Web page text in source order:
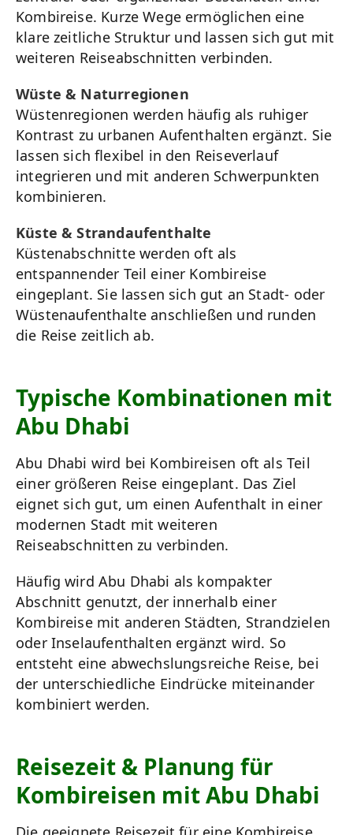
Kombireise. Kurze Wege ermöglichen eine
klare zeitliche Struktur und lassen sich gut mit
weiteren Reiseabschnitten verbinden.
Wüste & Naturregionen
Wüstenregionen werden häufig als ruhiger
Kontrast zu urbanen Aufenthalten ergänzt. Sie
lassen sich flexibel in den Reiseverlauf
integrieren und mit anderen Schwerpunkten
kombinieren.
Küste & Strandaufenthalte
Küstenabschnitte werden oft als
entspannender Teil einer Kombireise
eingeplant. Sie lassen sich gut an Stadt- oder
Wüstenaufenthalte anschließen und runden
die Reise zeitlich ab.
Typische Kombinationen mit
Abu Dhabi
Abu Dhabi wird bei Kombireisen oft als Teil
einer größeren Reise eingeplant. Das Ziel
eignet sich gut, um einen Aufenthalt in einer
modernen Stadt mit weiteren
Reiseabschnitten zu verbinden.
Häufig wird Abu Dhabi als kompakter
Abschnitt genutzt, der innerhalb einer
Kombireise mit anderen Städten, Strandzielen
oder Inselaufenthalten ergänzt wird. So
entsteht eine abwechslungsreiche Reise, bei
der unterschiedliche Eindrücke miteinander
kombiniert werden.
Reisezeit & Planung für
Kombireisen mit Abu Dhabi